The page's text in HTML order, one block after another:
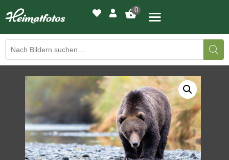
0
BILDERGALERIE
DRUCKQUALITÄTEN
LED-LEUCHTBILDER
WIR DRUCKEN IHR BILD